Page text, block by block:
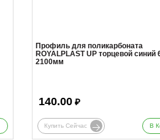
Профиль для поликарбоната
ROYALPLAST UP торцевой синий
2100мм
140.00 ₽
Купить Сейчас В